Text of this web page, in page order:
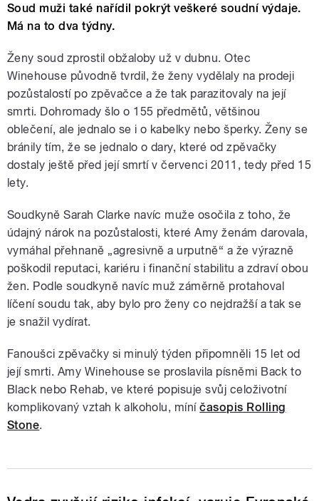
Soud muži také nařídil pokrýt veškeré soudní výdaje.
Má na to dva týdny.
Ženy soud zprostil obžaloby už v dubnu. Otec
Winehouse původně tvrdil, že ženy vydělaly na prodeji
pozůstalostí po zpěvačce a že tak parazitovaly na její
smrti. Dohromady šlo o 155 předmětů, většinou
oblečení, ale jednalo se i o kabelky nebo šperky. Ženy se
bránily tím, že se jednalo o dary, které od zpěvačky
dostaly ještě před její smrtí v červenci 2011, tedy před 15
lety.
Soudkyně Sarah Clarke navíc muže osočila z toho, že
údajný nárok na pozůstalosti, které Amy ženám darovala,
vymáhal přehnaně „agresivně a urputně“ a že výrazně
poškodil reputaci, kariéru i finanční stabilitu a zdraví obou
žen. Podle soudkyně navíc muž záměrně protahoval
líčení soudu tak, aby bylo pro ženy co nejdražší a tak se
je snažil vydírat.
Fanoušci zpěvačky si minulý týden připomněli 15 let od
její smrti. Amy Winehouse se proslavila písněmi Back to
Black nebo Rehab, ve které popisuje svůj celoživotní
komplikovaný vztah k alkoholu, míníčasopis Rolling
Stone.